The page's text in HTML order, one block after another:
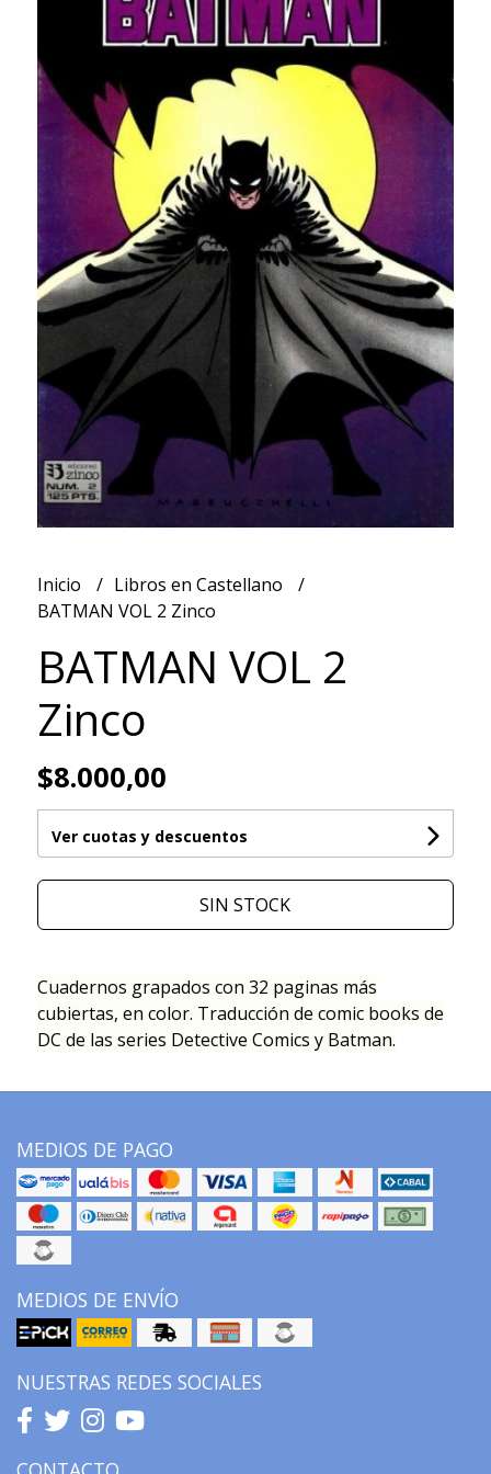
Inicio
Libros en Castellano
BATMAN VOL 2 Zinco
BATMAN VOL 2
Zinco
$8.000,00
Ver cuotas y descuentos
SIN STOCK
Cuadernos grapados con 32 paginas más
cubiertas, en color. Traducción de comic books de
DC de las series Detective Comics y Batman.
MEDIOS DE PAGO
MEDIOS DE ENVÍO
NUESTRAS REDES SOCIALES